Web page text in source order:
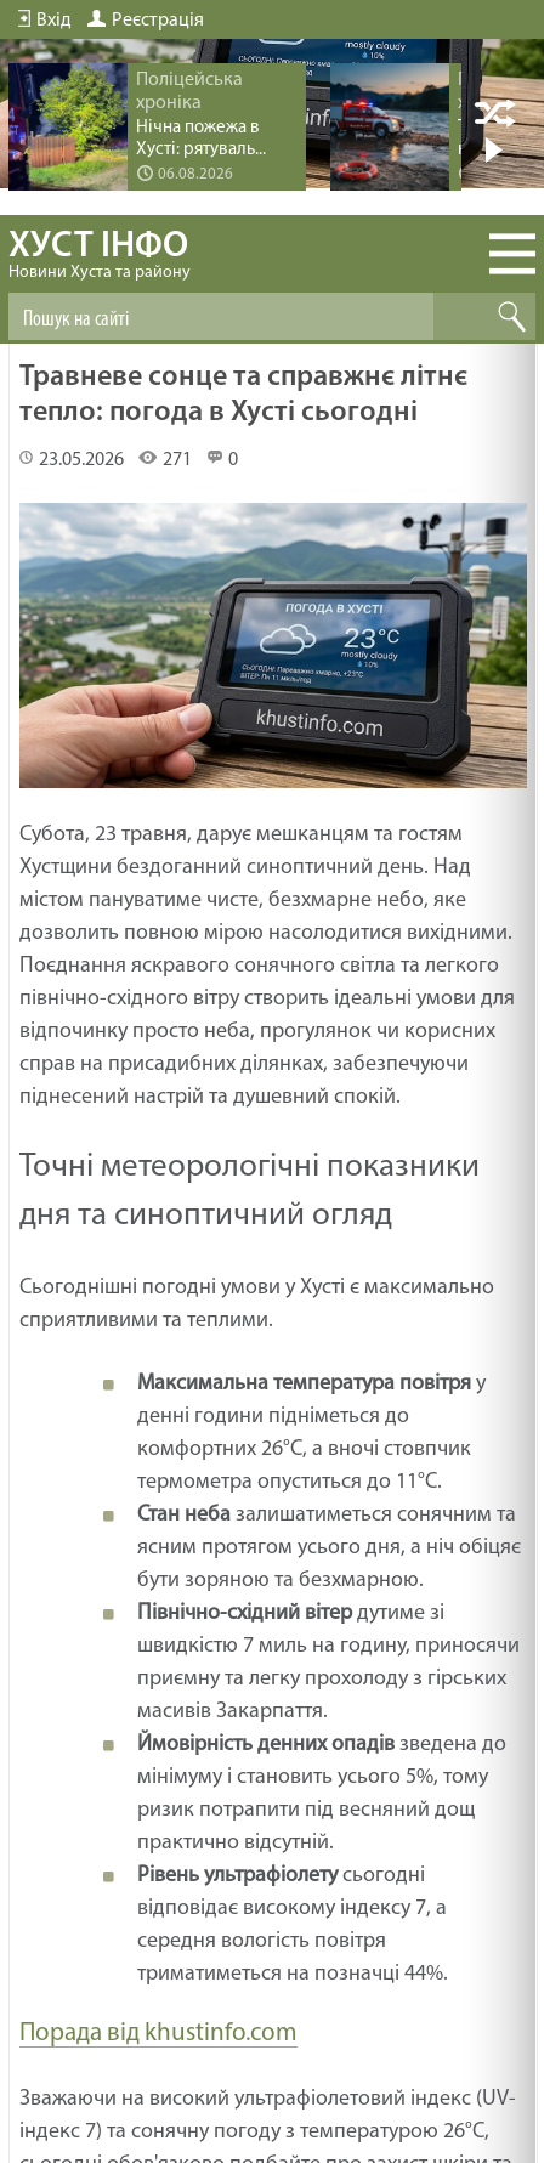
Вхід Реєстрація
Поліцейська
хроніка
Нічна пожежа в
Хусті: рятуваль...
06.08.2026
хроніка
Трагедія
купання
ХУСТ ІНФО
Новини Хуста та району
Травневе сонце та справжнє літнє
тепло: погода в Хусті сьогодні
23.05.2026 271 0
Субота, 23 травня, дарує мешканцям та гостям
Хустщини бездоганний синоптичний день. Над
містом пануватиме чисте, безхмарне небо, яке
дозволить повною мірою насолодитися вихідними.
Поєднання яскравого сонячного світла та легкого
північно-східного вітру створить ідеальні умови для
відпочинку просто неба, прогулянок чи корисних
справ на присадибних ділянках, забезпечуючи
піднесений настрій та душевний спокій.
Точні метеорологічні показники
дня та синоптичний огляд
Сьогоднішні погодні умови у Хусті є максимально
сприятливими та теплими.
Максимальна температура повітря у
денні години підніметься до
комфортних 26°C, а вночі стовпчик
термометра опуститься до 11°C.
Стан неба залишатиметься сонячним та
ясним протягом усього дня, а ніч обіцяє
бути зоряною та безхмарною.
Північно-східний вітердутиме зі
швидкістю 7 миль на годину, приносячи
приємну та легку прохолоду з гірських
масивів Закарпаття.
Ймовірність денних опадів зведена до
мінімуму і становить усього 5%, тому
ризик потрапити під весняний дощ
практично відсутній.
Рівень ультрафіолетусьогодні
відповідає високому індексу 7, а
середня вологість повітря
триматиметься на позначці 44%.
Порада від khustinfo.com
Зважаючи на високий ультрафіолетовий індекс (UV-
індекс 7) та сонячну погоду з температурою 26°C,